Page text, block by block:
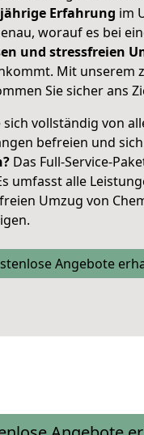
Erfahrung im
worauf es bei
und stressfreien
Mit unserem
Sie sicher ans
sich vollständig von
befreien und
Das Full-Service-
umfasst alle
Umzug von
Angebote